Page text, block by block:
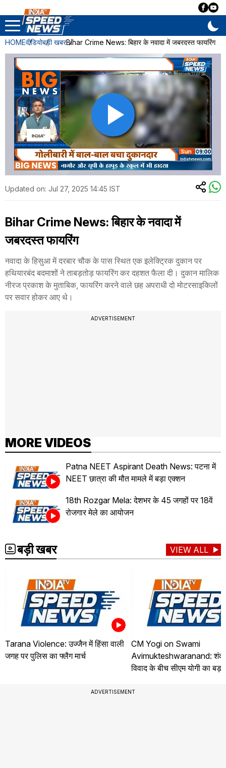
HOMEवीडियोबड़ी खबरBihar Crime News: बिहार के नवादा में जबरदस्त फायरिंग
Updated on: Jul 27, 2025 14:45 IST
Bihar Crime News: बिहार के नवादा में
जबरदस्त फायरिंग
नवादा के हिसुआ में दरबार चौक के पास स्थित एक इलेक्ट्रिक दुकान पर
हथियारबंद बदमाशों ने ताबड़तोड़ फायरिंग कर दहशत फैला दी। दुकान मालिक
नीरज प्रकाश के मुताबिक, फायरिंग करने वाले छह अपराधी दो मोटरसाइकिलों
पर सवार होकर आए थे।
ADVERTISEMENT
MORE VIDEOS
Patna NEET Aspirant Death News: पटना में
NEET छात्रा की मौत मामले में बड़ा एक्शन
18th Rozgar Mela: देशभर के 45 जगहों पर 18वें
रोजगार मेले का आयोजन
बड़ी खबर VIEW ALL
Tarana Violence: उज्जैन में हिंसा वाली
जगह पर पुलिस का फ्लैग मार्च
CM Yogi on Swami
Avimukteshwaranand:
विवाद के बीच सीएम योगी का बड़ा
ADVERTISEMENT